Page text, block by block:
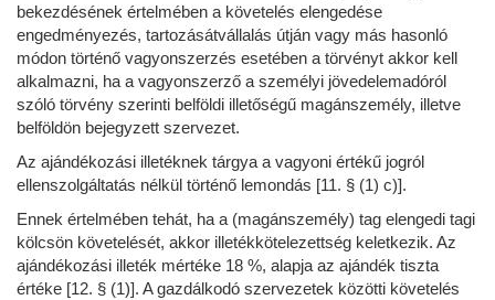
bekezdésének értelmében a követelés elengedése
engedményezés, tartozásátvállalás útján vagy más hasonló
módon történő vagyonszerzés esetében a törvényt akkor kell
alkalmazni, ha a vagyonszerző a személyi jövedelemadóról
szóló törvény szerinti belföldi illetőségű magánszemély, illetve
belföldön bejegyzett szervezet.
Az ajándékozási illetéknek tárgya a vagyoni értékű jogról
ellenszolgáltatás nélkül történő lemondás [11. § (1) c)].
Ennek értelmében tehát, ha a (magánszemély) tag elengedi tagi
kölcsön követelését, akkor illetékkötelezettség keletkezik. Az
ajándékozási illeték mértéke 18 %, alapja az ajándék tiszta
értéke [12. § (1)]. A gazdálkodó szervezetek közötti követelés